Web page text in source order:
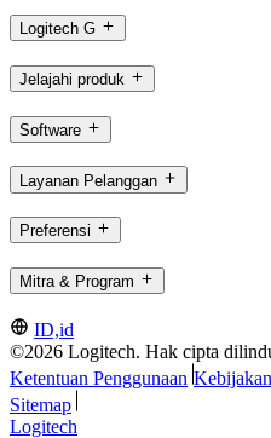
Logitech G
Jelajahi produk
Software
Layanan Pelanggan
Preferensi
Mitra & Program
ID,id
©2026 Logitech. Hak cipta
Ketentuan Penggunaan
Sitemap
Logitech